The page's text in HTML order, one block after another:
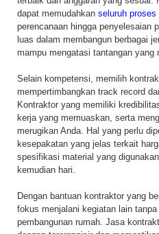
dapat memudahkan seluruh proses
perencanaan hingga penyelesaian
luas dalam membangun berbagai
mampu mengatasi tantangan yang
Selain kompetensi, memilih
mempertimbangkan track record
Kontraktor yang memiliki
kerja yang memuaskan, serta
merugikan Anda. Hal yang perlu
kesepakatan yang jelas terkait
spesifikasi material yang
kemudian hari.
Dengan bantuan kontraktor yang
fokus menjalani kegiatan lain
pembangunan rumah. Jasa